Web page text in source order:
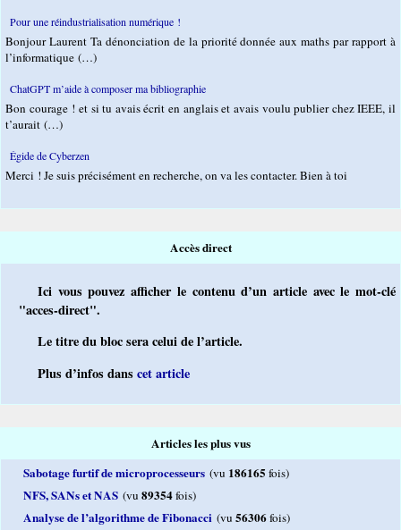
Pour une réindustrialisation numérique !
Bonjour Laurent Ta dénonciation de la priorité donnée aux maths par rapport à
l’informatique (…)
ChatGPT m’aide à composer ma bibliographie
Bon courage ! et si tu avais écrit en anglais et avais voulu publier chez IEEE, il
t’aurait (…)
Égide de Cyberzen
Merci ! Je suis précisément en recherche, on va les contacter. Bien à toi
Accès direct
Ici vous pouvez afficher le contenu d’un article avec le mot-clé
"acces-direct".
Le titre du bloc sera celui de l’article.
Plus d’infos danscet article
Articles les plus vus
Sabotage furtif de microprocesseurs (vu 186165 fois)
NFS, SANs et NAS (vu 89354fois)
Analyse de l’algorithme de Fibonacci (vu 56306fois)